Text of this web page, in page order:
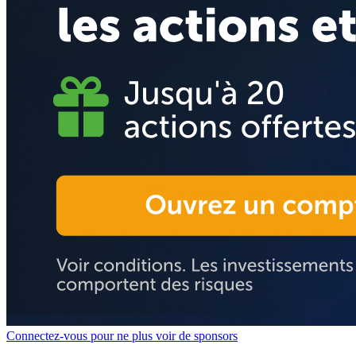
Connectez-vous pour ne plus voir de sponsors